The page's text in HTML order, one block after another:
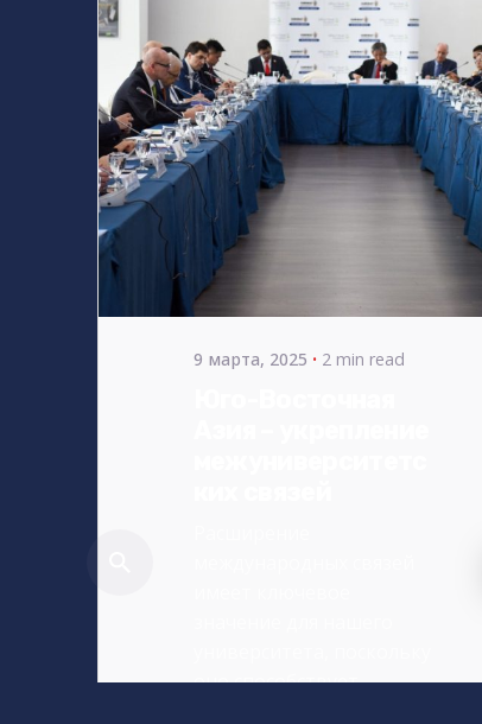
Posted
by
9 марта, 2025 2 min read
оно способствует...